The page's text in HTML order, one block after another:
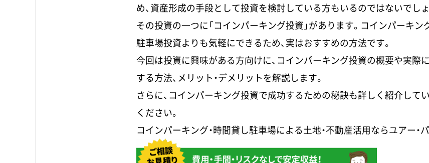
め、資産形成の手段として投資を検討している方もいるのではないでしょ
その投資の一つに「コインパーキング投資」があります。コインパーキン
駐車場投資よりも気軽にできるため、実はおすすめの方法です。
今回は投資に興味がある方向けに、コインパーキング投資の概要や実際
する方法、メリット・デメリットを解説します。
さらに、コインパーキング投資で成功するための秘訣も詳しく紹介して
ください。
コインパーキング・時間貸し駐車場による土地・不動産活用ならユアー・